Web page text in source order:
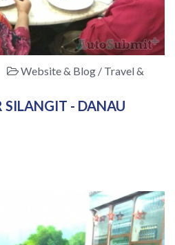
Website & Blog / Travel &
- DANAU